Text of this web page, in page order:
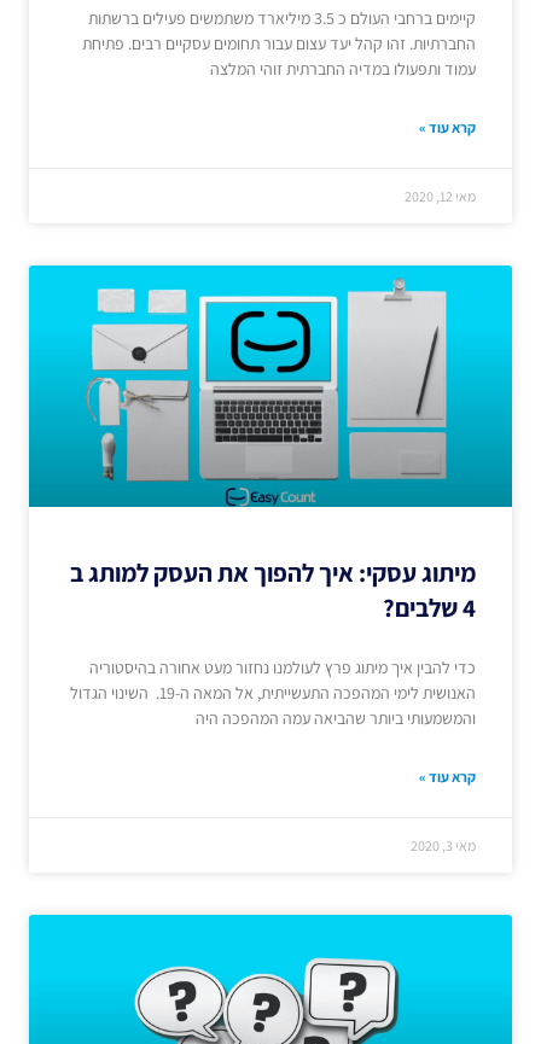
קיימים ברחבי העולם כ 3.5 מיליארד משתמשים פעילים ברשתות
החברתיות. זהו קהל יעד עצום עבור תחומים עסקיים רבים. פתיחת
עמוד ותפעולו במדיה החברתית זוהי המלצה
קרא עוד »
מאי 12, 2020
מיתוג עסקי: איך להפוך את העסק למותג ב
4 שלבים?
כדי להבין איך מיתוג פרץ לעולמנו נחזור מעט אחורה בהיסטוריה
האנושית לימי המהפכה התעשייתית, אל המאה ה-19. השינוי הגדול
והמשמעותי ביותר שהביאה עמה המהפכה היה
קרא עוד »
מאי 3, 2020